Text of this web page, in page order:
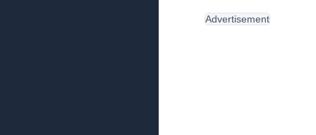
Advertisement